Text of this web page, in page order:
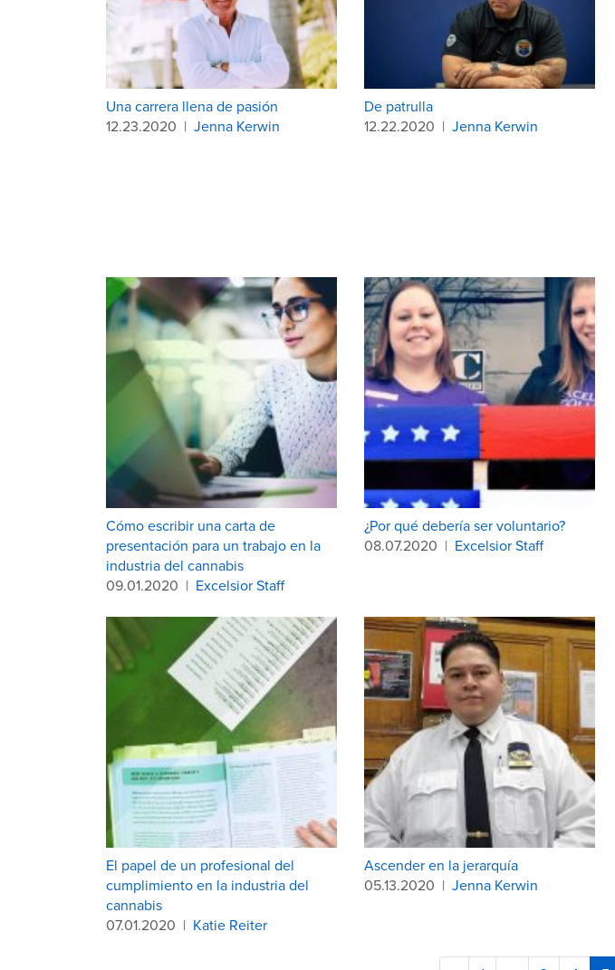
Una carrera llena de pasión
12.23.2020 | Jenna Kerwin
De patrulla
12.22.2020 | Jenna Kerwin
Cómo escribir una carta de
presentación para un trabajo en la
industria del cannabis
09.01.2020 | Excelsior Staff
¿Por qué debería ser voluntario?
08.07.2020 | Excelsior Staff
El papel de un profesional del
cumplimiento en la industria del
cannabis
07.01.2020 | Katie Reiter
Ascender en la jerarquía
05.13.2020 | Jenna Kerwin